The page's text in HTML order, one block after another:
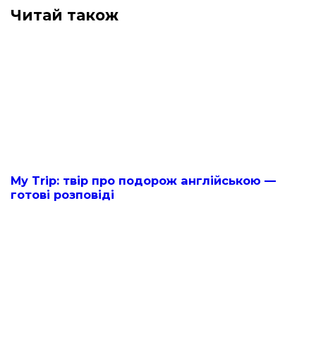
Читай також
My Trip: твір про подорож англійською —
готові розповіді